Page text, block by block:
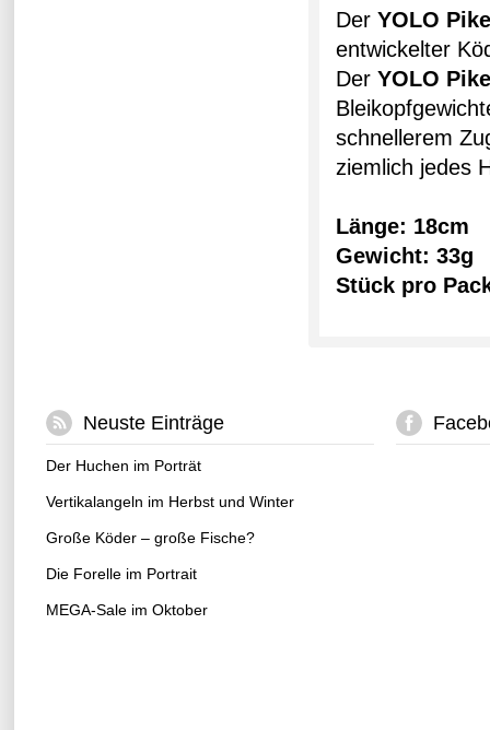
Der YOLO
entwickelter
Der YOLO
schnellerem
ziemlich jedes
Länge: 18cm
Gewicht: 33g
Stück pro
Neuste Einträge
Der Huchen im Porträt
Vertikalangeln im Herbst und Winter
Große Köder – große Fische?
Die Forelle im Portrait
MEGA-Sale im Oktober